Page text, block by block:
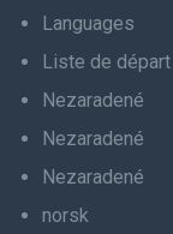
Languages
Liste de départ
Nezaradené
Nezaradené
Nezaradené
norsk